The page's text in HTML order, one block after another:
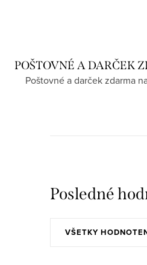
POŠTOVNÉ A DARČEK
Poštovné a darček zdarma
Posledné
VŠETKY